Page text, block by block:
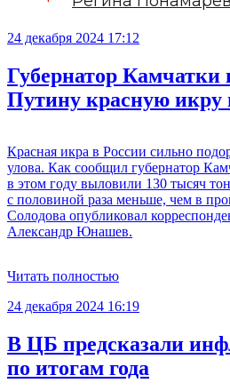
24 декабря 2024 17:12
Губернатор Камчатки
Путину красную икру
Красная икра в России сильно
улова. Как сообщил губернатор
в этом году выловили 130 тысяч
с половиной раза меньше, чем в
Солодова опубликовал
Александр Юнашев.
Читать полностью
24 декабря 2024 16:19
В ЦБ предсказали
по итогам года